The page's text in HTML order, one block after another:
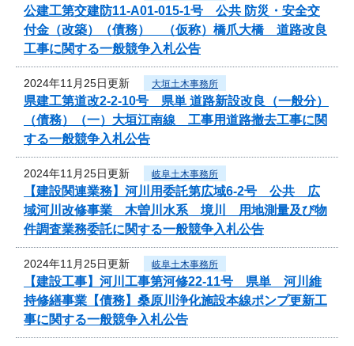
公建工第交建防11-A01-015-1号 公共 防災・安全交
付金（改築）（債務） （仮称）橋爪大橋 道路改良
工事に関する一般競争入札公告
2024年11月25日更新 大垣土木事務所
県建工第道改2-2-10号 県単 道路新設改良（一般分）
（債務）（一）大垣江南線 工事用道路撤去工事に関
する一般競争入札公告
2024年11月25日更新 岐阜土木事務所
【建設関連業務】河川用委託第広域6-2号 公共 広
域河川改修事業 木曽川水系 境川 用地測量及び物
件調査業務委託に関する一般競争入札公告
2024年11月25日更新 岐阜土木事務所
【建設工事】河川工事第河修22-11号 県単 河川維
持修繕事業【債務】桑原川浄化施設本線ポンプ更新工
事に関する一般競争入札公告